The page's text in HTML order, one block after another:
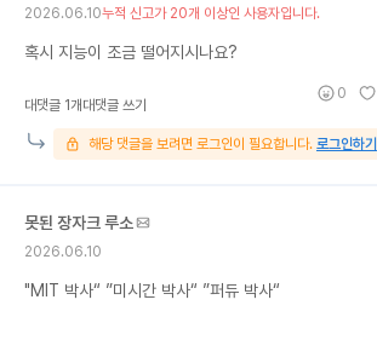
2026.06.10누적 신고가 20개 이상인 사용자입니다.
혹시 지능이 조금 떨어지시나요?
대댓글 1개대댓글 쓰기
0
해당 댓글을 보려면 로그인이 필요합니다. 로그인하기
못된 장자크 루소
2026.06.10
"MIT 박사“ ”미시간 박사“ ”퍼듀 박사“